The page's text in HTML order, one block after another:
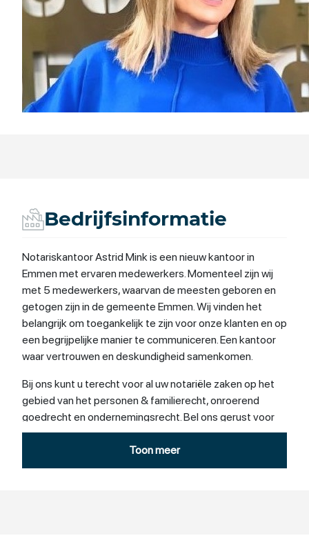
Bedrijfsinformatie
Notariskantoor Astrid Mink is een nieuw kantoor in
Emmen met ervaren medewerkers. Momenteel zijn wij
met 5 medewerkers, waarvan de meesten geboren en
getogen zijn in de gemeente Emmen. Wij vinden het
belangrijk om toegankelijk te zijn voor onze klanten en op
een begrijpelijke manier te communiceren. Een kantoor
waar vertrouwen en deskundigheid samenkomen.
Bij ons kunt u terecht voor al uw notariële zaken op het
gebied van het personen & familierecht, onroerend
goedrecht en ondernemingsrecht. Bel ons gerust voor
een vrijblijvend adviesgesprek of om een offerte op te
vragen (0591-240010). Ook kunt u bij ons binnenlopen
om een afspraak te maken of te overleggen. Wij zijn
Toon meer